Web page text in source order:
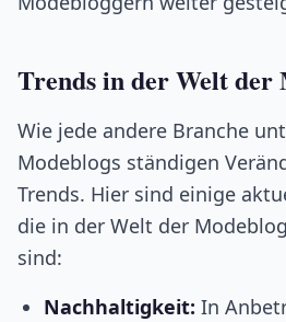
Trends in der Welt der
Wie jede andere Branche
Modeblogs ständigen
Trends. Hier sind einige
die in der Welt der
sind:
Nachhaltigkeit: In